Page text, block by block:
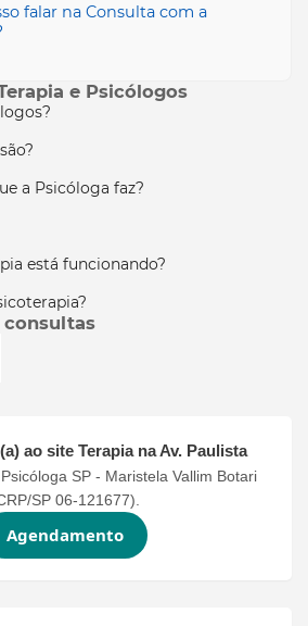
falar na Consulta com a
e Psicólogos
a Psicóloga faz?
está funcionando?
consultas
ao site Terapia na Av. Paulista
SP - Maristela Vallim Botari
SP 06-121677).
Agendamento